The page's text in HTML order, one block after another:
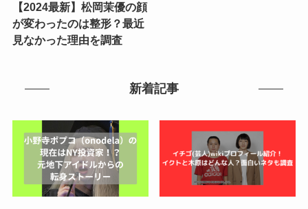
【2024最新】松岡茉優の顔
が変わったのは整形？最近
見なかった理由を調査
新着記事